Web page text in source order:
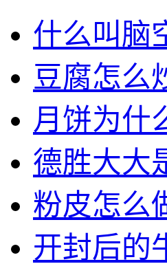
什么叫脑
豆腐怎么
月饼为什
德胜大大
粉皮怎么
开封后的